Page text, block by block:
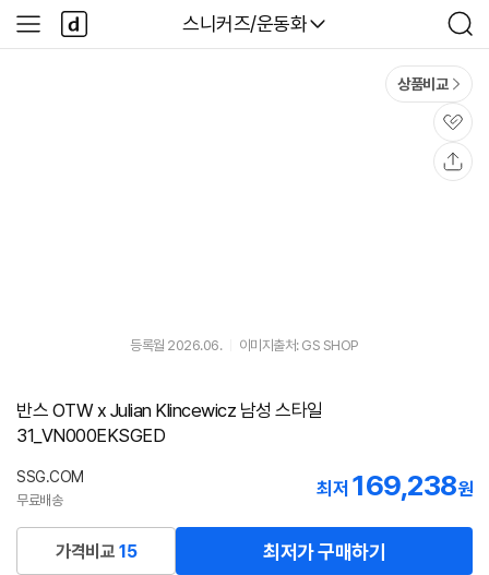
다나와
스니커즈/운동화
검
색
사
이
다
나
와
상품비교
관
심
등록월 2026.06. 이미지출처: GS SHOP
반스 OTW x Julian Klincewicz 남성 스타일
31_VN000EKSGED
SSG.COM
무료배송
최저 169,238원
가격비교 15 최저가 구매하기